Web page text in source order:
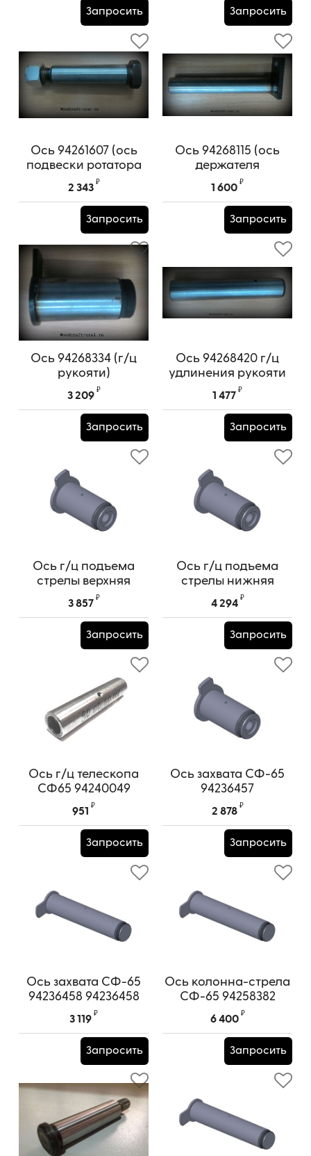
Запросить Запросить
Ось 94261607 (ось
подвески ротатора
верхняя ф30)
2 343
₽
Запросить
Ось 94268115 (ось
держателя
аутригера)
1 600
₽
Запросить
Ось 94268334 (г/ц
рукояти)
3 209
₽
Запросить
Ось 94268420 г/ц
удлинения рукояти
(цапфа)
1 477
₽
Запросить
Ось г/ц подъема
стрелы верхняя
СФ-65 94268313
3 857
₽
Запросить
Ось г/ц подъема
стрелы нижняя
СФ-65 94268215
4 294
₽
Запросить
Ось г/ц телескопа
СФ65 94240049
951
₽
Запросить
Ось захвата СФ-65
94236457
2 878
₽
Запросить
Ось захвата СФ-65
94236458 94236458
3 119
₽
Запросить
Ось колонна-стрела
СФ-65 94258382
6 400
₽
Запросить